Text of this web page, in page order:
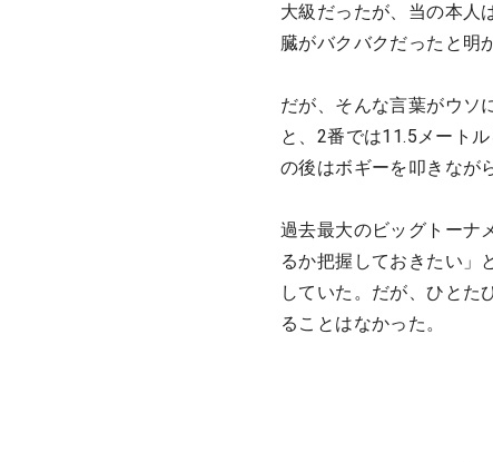
大級だったが、当の本人
臓がバクバクだったと明
だが、そんな言葉がウソ
と、2番では11.5メート
の後はボギーを叩きなが
過去最大のビッグトーナ
るか把握しておきたい」
していた。だが、ひとた
ることはなかった。